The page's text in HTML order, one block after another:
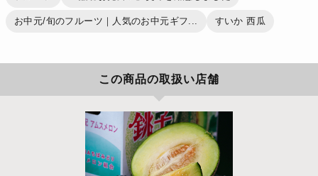
お中元/旬のフルーツ｜人気のお中元ギフ... すいか 西瓜
この商品の取扱い店舗